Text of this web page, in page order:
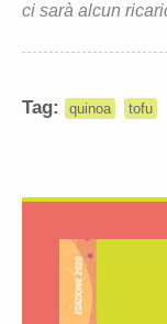
ci sarà alcun
Tag: quinoa tofu